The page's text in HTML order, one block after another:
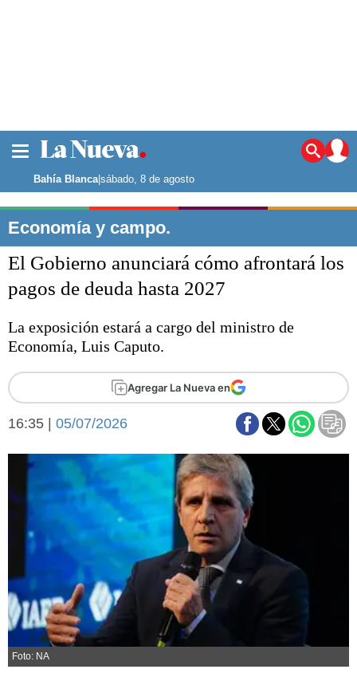
Noticias
La ciudad
Punta Alta
El país
El mundo
Seguridad
Deportes
Escenario Olímpico
Liga del Sur
Fútbol
Cines
Economía y campo
Economía y finanzas
Con el campo
Espacio empresas
Sociedad y tiempo
Sociedad
Tecnología
Turismo
Salud
Es viral
El tiempo
Bahía Blanca|sábado, 8 de agosto
Economía y campo.
El Gobierno anunciará cómo afrontará los
pagos de deuda hasta 2027
La exposición estará a cargo del ministro de
Economía, Luis Caputo.
Agregar La Nueva en
16:35 | 05/07/2026
Foto: NA